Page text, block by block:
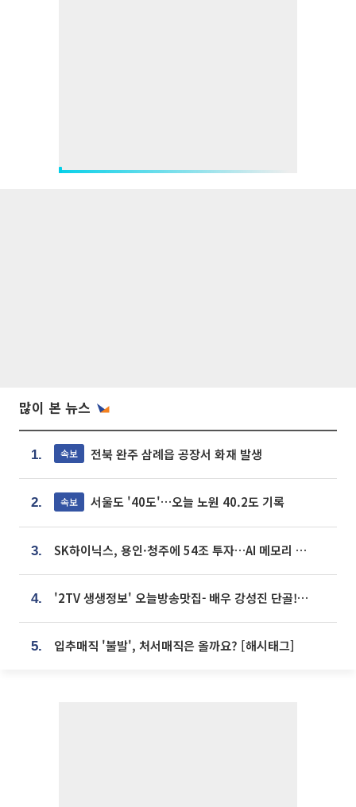
많이 본 뉴스
1. 속보 전북 완주 삼례읍 공장서 화재 발생
2. 속보 서울도 '40도'…오늘 노원 40.2도 기록
3. SK하이닉스, 용인·청주에 54조 투자…AI 메모리 생산기지 키운다
4. '2TV 생생정보' 오늘방송맛집- 배우 강성진 단골! 쌀국수ㆍ푸팟퐁 커리 맛집 '블○○○'
5. 입추매직 '불발', 처서매직은 올까요? [해시태그]